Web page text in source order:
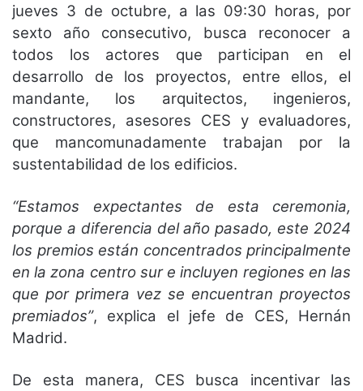
jueves 3 de octubre, a las 09:30 horas, por
sexto año consecutivo, busca reconocer a
todos los actores que participan en el
desarrollo de los proyectos, entre ellos, el
mandante, los arquitectos, ingenieros,
constructores, asesores CES y evaluadores,
que mancomunadamente trabajan por la
sustentabilidad de los edificios.
“Estamos expectantes de esta ceremonia,
porque a diferencia del año pasado, este 2024
los premios están concentrados principalmente
en la zona centro sur e incluyen regiones en las
que por primera vez se encuentran proyectos
premiados”, explica el jefe de CES, Hernán
Madrid.
De esta manera, CES busca incentivar las